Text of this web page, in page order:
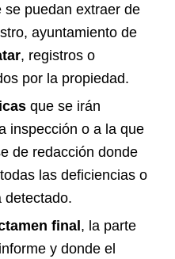
puedan extraer de
ayuntamiento de
, registros o
por la propiedad.
que se irán
inspección o a la que
de redacción donde
las deficiencias o
detectado.
final , la parte
y donde el